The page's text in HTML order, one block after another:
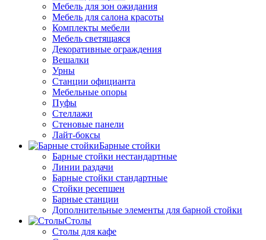
Мебель для зон ожидания
Мебель для салона красоты
Комплекты мебели
Мебель светящаяся
Декоративные ограждения
Вешалки
Урны
Станции официанта
Мебельные опоры
Пуфы
Стеллажи
Стеновые панели
Лайт-боксы
Барные стойки
Барные стойки нестандартные
Линии раздачи
Барные стойки стандартные
Стойки ресепшен
Барные станции
Дополнительные элементы для барной стойки
Столы
Столы для кафе